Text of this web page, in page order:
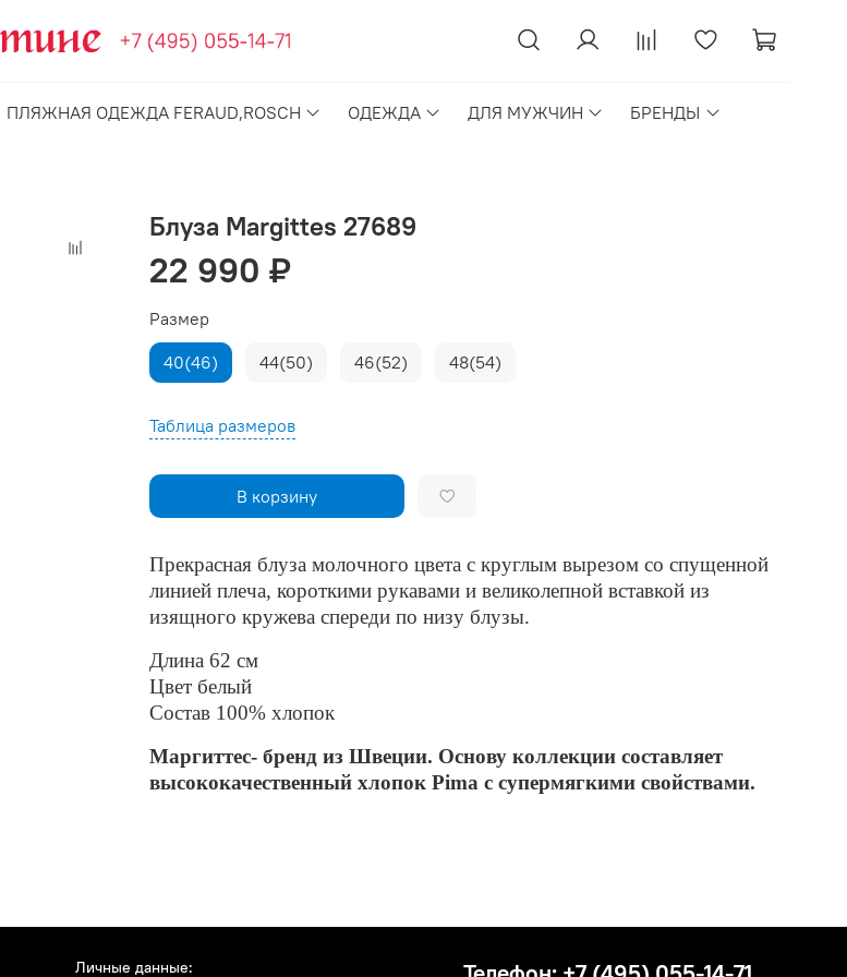
ПЛЯЖНАЯ ОДЕЖДА FERAUD,ROSCH ОДЕЖДА ДЛЯ МУЖЧИН БРЕНДЫ
Блуза Margittes 27689
22 990 ₽
Таблица размеров
В корзину
Размер
40(46) 44(50) 46(52) 48(54)
Прекрасная блуза молочного цвета с круглым вырезом со спущенной
линией плеча, короткими рукавами и великолепной вставкой из
изящного кружева спереди по низу блузы.
Длина 62 см
Цвет белый
Состав 100% хлопок
Маргиттес- бренд из Швеции. Основу коллекции составляет
высококачественный хлопок Pima с супермягкими свойствами.
Личные данные: